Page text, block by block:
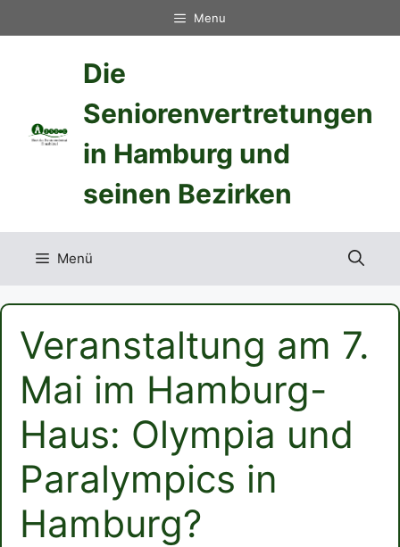
Inhalt
Menu
Die
Seniorenvertretungen
in Hamburg und
seinen Bezirken
Menü
Veranstaltung am 7.
Mai im Hamburg-
Haus: Olympia und
Paralympics in
Hamburg?